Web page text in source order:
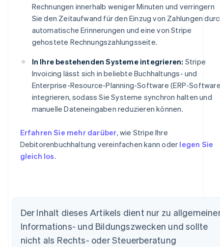
Rechnungen innerhalb weniger Minuten und verringern
Sie den Zeitaufwand für den Einzug von Zahlungen
automatische Erinnerungen und eine von Stripe
gehostete Rechnungszahlungsseite.
In Ihre bestehenden Systeme integrieren: Stripe
Invoicing lässt sich in beliebte Buchhaltungs- und
Enterprise-Resource-Planning-Software (ERP-
integrieren, sodass Sie Systeme synchron halten und
manuelle Dateneingaben reduzieren können.
Erfahren Sie mehr darüber, wie Stripe Ihre
Debitorenbuchhaltung vereinfachen kann oder legen Sie
gleich los.
Der Inhalt dieses Artikels dient nur zu
Informations- und Bildungszwecken und sollte
nicht als Rechts- oder Steuerberatung